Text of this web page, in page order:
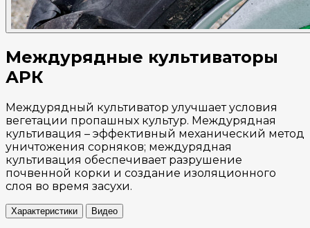
Междурядные культиваторы
АРК
Междурядный культиватор улучшает условия
вегетации пропашных культур. Междурядная
культивация – эффективный механический метод
уничтожения сорняков; междурядная
культивация обеспечивает разрушение
почвенной корки и создание изоляционного
слоя во время засухи.
Характеристики Видео